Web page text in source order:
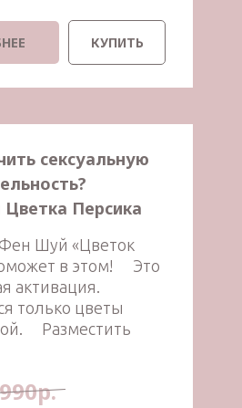
КУПИТЬ
сексуальную
Цветка Персика
Шуй «Цветок
в этом! ⠀ Это
активация.
только цветы
⠀ Разместить